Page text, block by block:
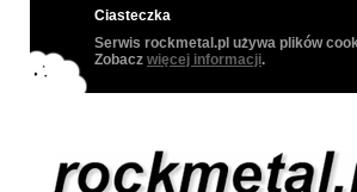
Ciasteczka
Serwis rockmetal.pl używa plików
Zobacz więcej informacji.